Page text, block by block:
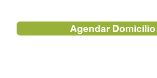
Agendar Domicilio